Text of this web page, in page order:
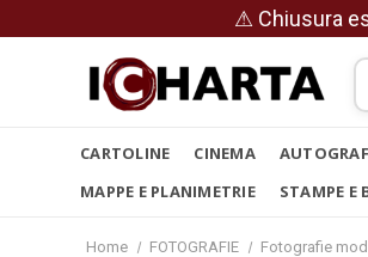
⚠ Chiusura
CARTOLINE CINEMA
MAPPE E PLANIMETRIE
STAMPE E
Home FOTOGRAFIE Fotografie